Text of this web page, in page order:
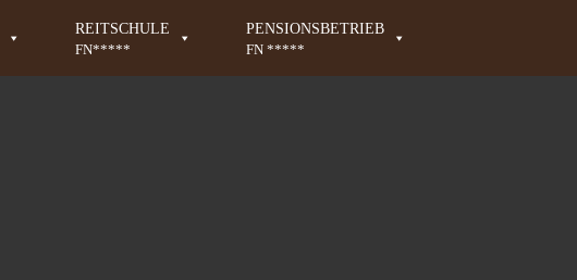
REITSCHULE
FN*****
PENSIONSBETRIEB
FN *****